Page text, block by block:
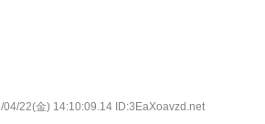
04/22(金) 14:10:09.14 ID:3EaXoavzd.net